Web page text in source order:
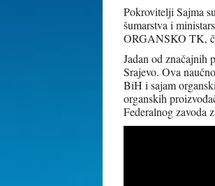
Pokrovitelji Sajma
šumarstva i
ORGANSKO TK,
Jadan od značajnih
Srajevo. Ova
BiH i sajam
organskih
Federalnog zavoda